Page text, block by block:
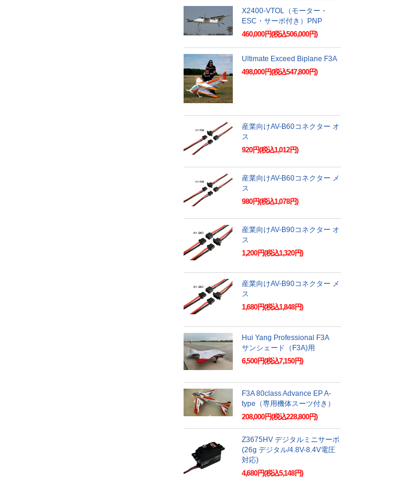
X2400-VTOL（モーター・
ESC・サーボ付き）PNP
460,000円(税込506,000円)
Ultimate Exceed Biplane F3A
498,000円(税込547,800円)
産業向けAV-B60コネクター オ
ス
920円(税込1,012円)
産業向けAV-B60コネクター メ
ス
980円(税込1,078円)
産業向けAV-B90コネクター オ
ス
1,200円(税込1,320円)
産業向けAV-B90コネクター メ
ス
1,680円(税込1,848円)
Hui Yang Professional F3A
サンシェード（F3A)用
6,500円(税込7,150円)
F3A 80class Advance EP A-
type（専用機体スーツ付き）
208,000円(税込228,800円)
Z3675HV デジタルミニサーボ
(26g デジタル/4.8V-8.4V電圧
対応)
4,680円(税込5,148円)